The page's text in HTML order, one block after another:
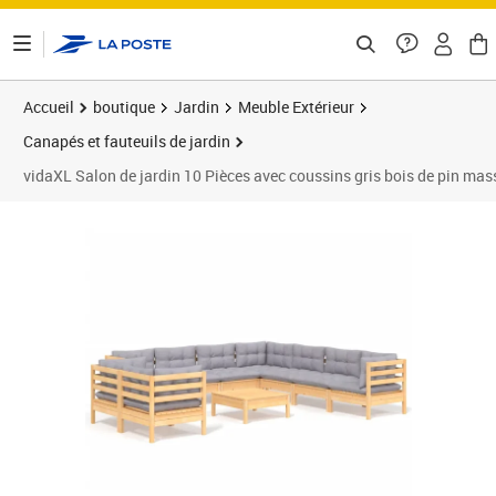
Accueil boutique Jardin
Meuble Extérieur
Canapés et fauteuils de jardin
vidaXL Salon de jardin 10 Pièces avec coussins gris bois de pin